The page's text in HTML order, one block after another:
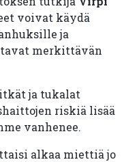
voivat käydä
ja
merkittävän
ja tukalat
riskiä lisää
vanhenee.
alkaa miettiä jo